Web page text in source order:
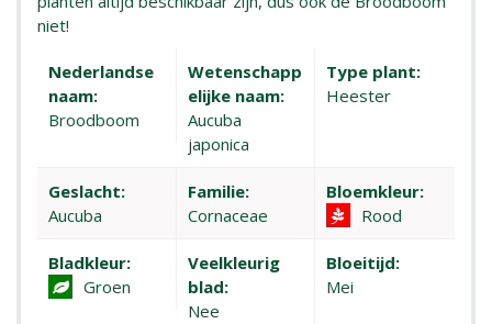
niet!
Nederlandse
naam:
Broodboom
Wetenschapp
elijke naam:
Aucuba
japonica
Type plant:
Heester
Geslacht:
Aucuba
Familie:
Cornaceae
Bloemkleur:
Rood
Bladkleur:
Groen
Veelkleurig
blad:
Nee
Bloeitijd:
Mei